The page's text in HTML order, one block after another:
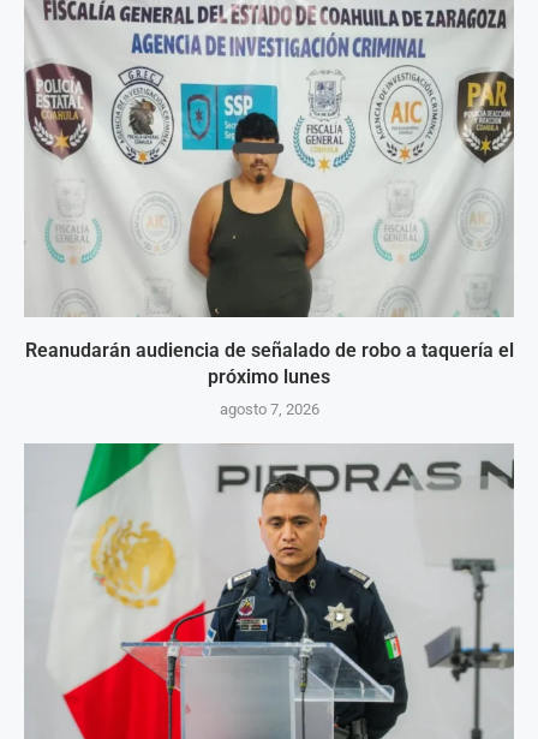
Reanudarán audiencia de señalado de robo a taquería el
próximo lunes
agosto 7, 2026